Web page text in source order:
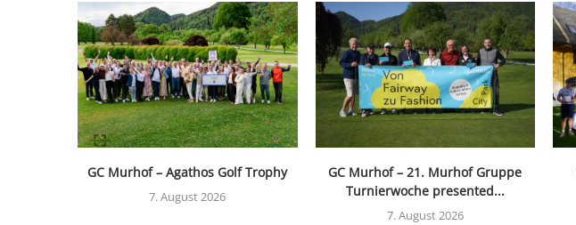
GC Murhof – Agathos Golf Trophy
7. August 2026
GC Murhof – 21. Murhof Gruppe
Turnierwoche presented...
7. August 2026